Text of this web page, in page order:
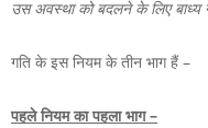
उस अवस्था को बदलने के लिए बाध्य
गति के इस नियम के तीन भाग हैं –
पहले नियम का पहला भाग –